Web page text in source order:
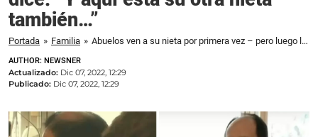
también…”
Portada » Familia » Abuelos ven a su nieta por primera vez – pero luego la madre les dice: ”Y aquí esta su otra nieta también…”
AUTHOR: NEWSNER
Actualizado: Dic 07, 2022, 12:29
Publicado: Dic 07, 2022, 12:29